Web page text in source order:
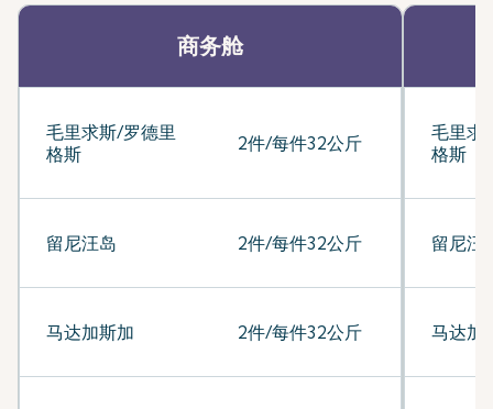
商务舱
毛里求斯/罗德里
格斯
2件/每件32公斤
留尼汪岛 2件/每件32公斤
马达加斯加 2件/每件32公斤
毛里求
格斯
留尼汪
马达加